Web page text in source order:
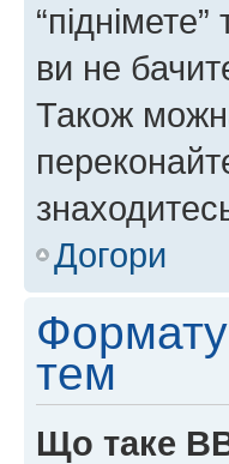
ви не
Також
Догори
тем
Що таке